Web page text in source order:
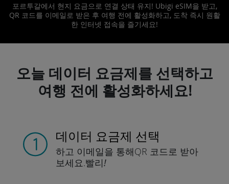
포르투갈에서 현지 요금으로 연결 상태 유지! Ubigi eSIM을 받고,
QR 코드를 이메일로 받은 후 여행 전에 활성화하고, 도착 즉시 원활
한 인터넷 접속을 즐기세요!
오늘 데이터 요금제를 선택하고
여행 전에 활성화하세요!
데이터 요금제 선택
하고 이메일을 통해QR 코드로 받아
보세요.빨리!